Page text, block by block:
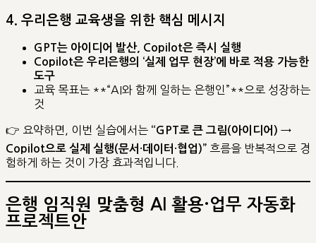
4. 우리은행 교육생을 위한 핵심 메시지
GPT는 아이디어 발산, Copilot은 즉시 실행
Copilot은 우리은행의 ‘실제 업무 현장’에 바로 적용 가능한
도구
교육 목표는 **“AI와 함께 일하는 은행인”**으로 성장하는
것
👉 요약하면, 이번 실습에서는 “GPT로 큰 그림(아이디어) →
Copilot으로 실제 실행(문서·데이터·협업)” 흐름을 반복적으로 경
험하게 하는 것이 가장 효과적입니다.
은행 임직원 맞춤형 AI 활용·업무 자동화
프로젝트안